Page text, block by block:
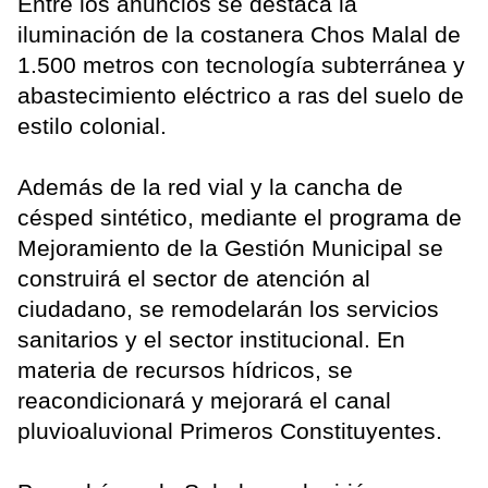
iluminación de la costanera Chos Malal de
1.500 metros con tecnología subterránea y
abastecimiento eléctrico a ras del suelo de
estilo colonial.
Además de la red vial y la cancha de
césped sintético, mediante el programa de
Mejoramiento de la Gestión Municipal se
construirá el sector de atención al
ciudadano, se remodelarán los servicios
sanitarios y el sector institucional. En
materia de recursos hídricos, se
reacondicionará y mejorará el canal
pluvioaluvional Primeros Constituyentes.